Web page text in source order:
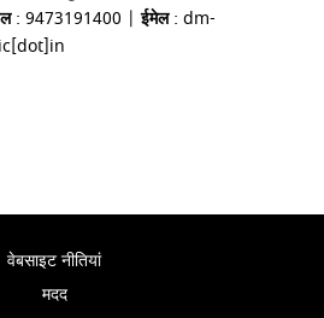
: 9473191400 |ईमेल: dm-
वेबसाइट नीतियां
मदद